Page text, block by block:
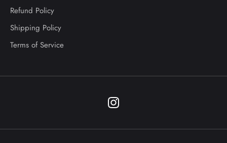
Refund Policy
Shipping Policy
Terms of Service